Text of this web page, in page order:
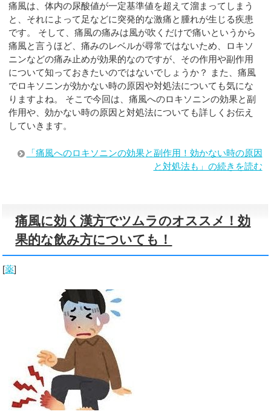
痛風は、体内の尿酸値が一定基準値を超えて溜まってしまう
と、それによって足などに突発的な激痛と腫れが生じる疾患
です。 そして、痛風の痛みは風が吹くだけで痛いというから
痛風と言うほど、痛みのレベルが尋常ではないため、ロキソ
ニンなどの痛み止めが効果的なのですが、その作用や副作用
について知っておきたいのではないでしょうか？ また、痛風
でロキソニンが効かない時の原因や対処法についても気にな
りますよね。 そこで今回は、痛風へのロキソニンの効果と副
作用や、効かない時の原因と対処法についても詳しくお伝え
していきます。
「痛風へのロキソニンの効果と副作用！効かない時の原因
と対処法も」の続きを読む
痛風に効く漢方でツムラのオススメ！効
果的な飲み方についても！
[薬]